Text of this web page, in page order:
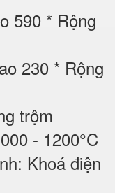
590 * Rộng
230 * Rộng
trộm
- 1200°C
Khoá điện